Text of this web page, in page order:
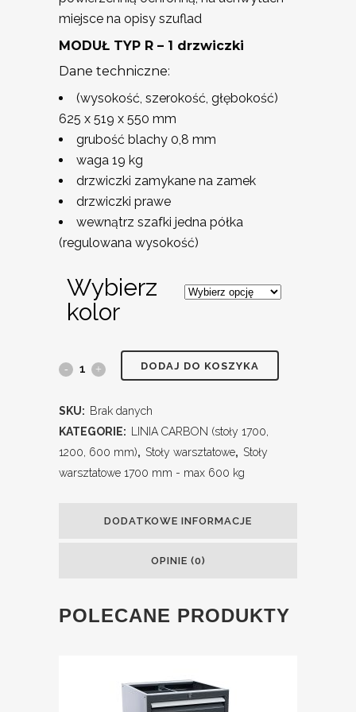
miejsce na opisy szuflad
MODUŁ TYP R – 1 drzwiczki
Dane techniczne:
(wysokość, szerokość, głębokość)
625 x 519 x 550 mm
grubość blachy 0,8 mm
waga 19 kg
drzwiczki zamykane na zamek
drzwiczki prawe
wewnątrz szafki jedna półka
(regulowana wysokość)
Wybierz
kolor
DODAJ DO KOSZYKA
SKU: Brak danych
KATEGORIE: LINIA CARBON (stoły 1700,
1200, 600 mm), Stoły warsztatowe, Stoły
warsztatowe 1700 mm - max 600 kg
DODATKOWE INFORMACJE
OPINIE (0)
POLECANE PRODUKTY